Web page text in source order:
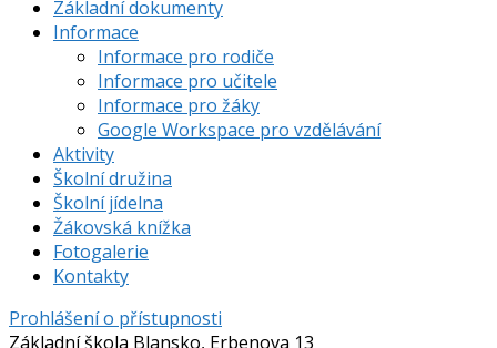
Základní dokumenty
Informace
Informace pro rodiče
Informace pro učitele
Informace pro žáky
Google Workspace pro vzdělávání
Aktivity
Školní družina
Školní jídelna
Žákovská knížka
Fotogalerie
Kontakty
Prohlášení o přístupnosti
Základní škola Blansko, Erbenova 13